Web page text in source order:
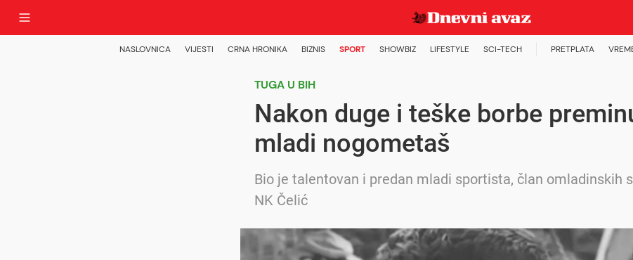
NASLOVNICA VIJESTI CRNA HRONIKA BIZNIS SPORT SHOWBIZ LIFESTYLE SCI-TECH PRETPLATA
TUGA U BIH
Nakon duge i teške borbe
mladi nogometaš
Bio je talentovan i predan mladi sportista, član omladinskih
NK Čelić